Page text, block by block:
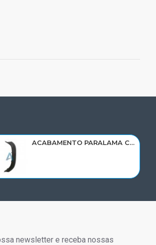
ACABAMENTO PARALAMA CABINE SCANIA NTG P/G/R/S LD PARTE DIANT 2298022
newsletter e receba nossas